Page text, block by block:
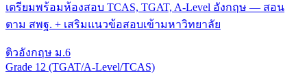
เตรียมพร้อมห้องสอบ TCAS, TGAT, A-Level อังกฤษ — สอน
ตาม สพฐ. + เสริมแนวข้อสอบเข้ามหาวิทยาลัย
ติวอังกฤษ ม.6
Grade 12 (TGAT/A-Level/TCAS)